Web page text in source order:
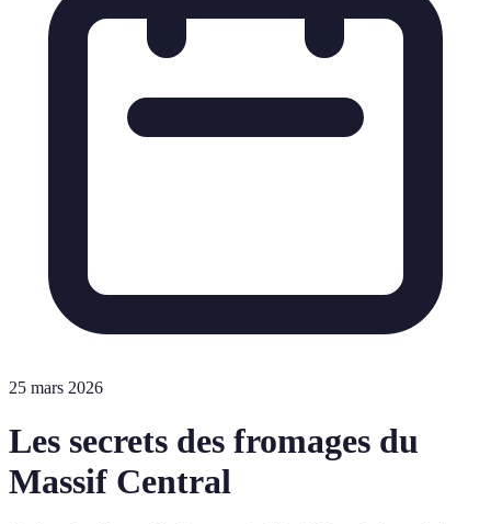
25 mars 2026
Les secrets des fromages du
Massif Central